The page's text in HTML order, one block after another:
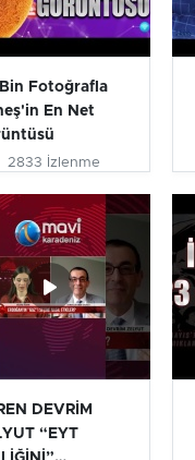
Fotoğrafla
En Net
2833 İzlenme
DEVRİM
“EYT